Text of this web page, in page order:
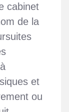
cabinet
de la
et
ou